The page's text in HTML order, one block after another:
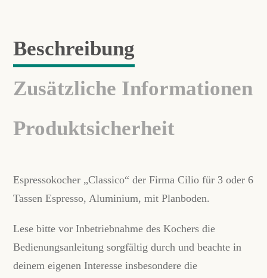
Beschreibung
Zusätzliche Informationen
Produktsicherheit
Espressokocher „Classico“ der Firma Cilio für 3 oder 6
Tassen Espresso, Aluminium, mit Planboden.
Lese bitte vor Inbetriebnahme des Kochers die
Bedienungsanleitung sorgfältig durch und beachte in
deinem eigenen Interesse insbesondere die